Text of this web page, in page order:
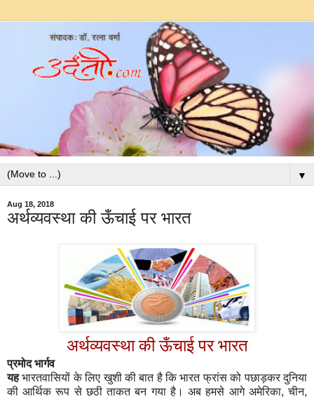
▼
Aug 18, 2018
अर्थव्यवस्था की ऊँचाई पर भारत
अर्थव्यवस्था की ऊँचाई पर भारत
प्रमोद भार्गव
यहभारतवासियों के लिए खुशी की बात है कि भारत फ्रांस को पछाड़कर दुनिया
की आर्थिक रूप से छठी ताकत बन गया है। अब हमसे आगे अमेरिका,चीन,